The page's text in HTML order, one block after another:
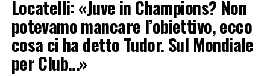
Locatelli: «Juve in Champions? Non
potevamo mancare l’obiettivo, ecco
cosa ci ha detto Tudor. Sul Mondiale
per Club…»